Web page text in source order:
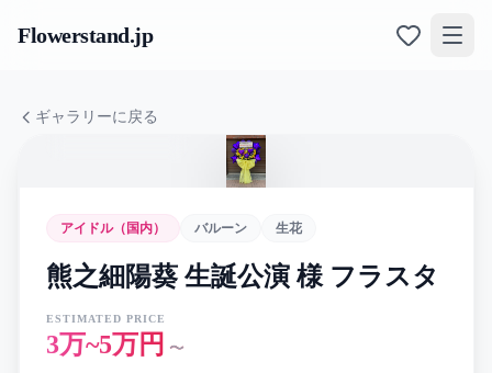
Flowerstand.jp
ギャラリーに戻る
アイドル（国内） バルーン 生花
熊之細陽葵 生誕公演 様 フラスタ
ESTIMATED PRICE
3万~5万円 〜